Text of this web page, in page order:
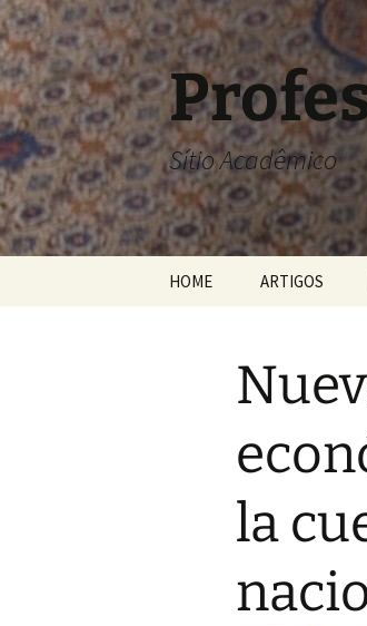
Pular
para
o
conteúdo
Sítio Acadêmico
HOME ARTIGOS
la